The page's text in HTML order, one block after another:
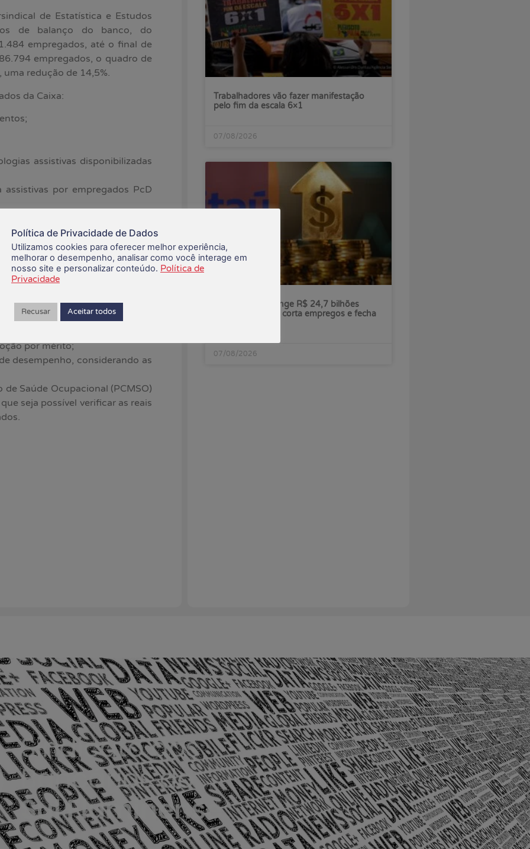
de Estatística e Estudos
de balanço do banco, do
empregados, até o final de
empregados, o quadro de
redução de 14,5%.
da Caixa:
assistivas disponibilizadas
por empregados PcD
com retorno da designação
mais de 10 anos;
empregados, com efetivo
em quatro dias por
e sexual;
por mérito;
desempenho, considerando as
Saúde Ocupacional (PCMSO)
seja possível verificar as reais
Trabalhadores vão fazer manifestação
pelo fim da escala 6×1
07/08/2026
Lucro do Itaú atinge R$ 24,7 bilhões
enquanto banco corta empregos e fecha
07/08/2026
Política de Privacidade de Dados
Utilizamos cookies para oferecer melhor experiência,
melhorar o desempenho, analisar como você interage em
nosso site e personalizar conteúdo. Política de
Privacidade
Recusar Aceitar todos